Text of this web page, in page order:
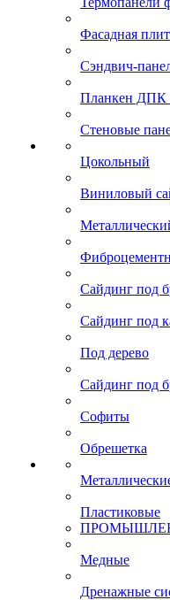
Фасадная
Сэндвич-
Планкен ДПК
Стеновые
Цокольный
Виниловый
Сайдинг под
Сайдинг под
Под дерево
Сайдинг под
Софиты
Обрешетка
Пластиковые
Медные
Дренажные